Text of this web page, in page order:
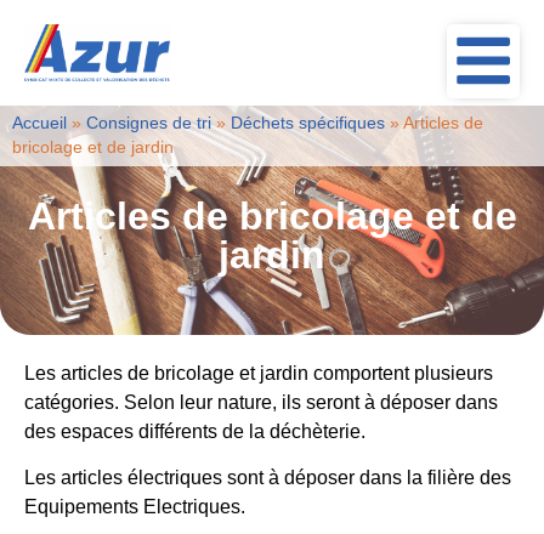
Articles de bricolage et de
jardin
Accueil » Consignes de tri» Déchets spécifiques »Articles de
bricolage et de jardin
Les articles de bricolage et jardin comportent plusieurs
catégories. Selon leur nature, ils seront à déposer dans
des espaces différents de la déchèterie.
Les articles électriques sont à déposer dans la filière des
Equipements Electriques.